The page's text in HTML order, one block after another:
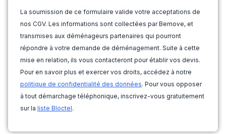
La soumission de ce formulaire valide votre acceptations de
nos CGV. Les informations sont collectées par Bemove, et
transmises aux déménageurs partenaires qui pourront
répondre à votre demande de déménagement. Suite à cette
mise en relation, ils vous contacteront pour établir vos devis.
Pour en savoir plus et exercer vos droits, accédez à notre
politique de confidentialité des données. Pour vous opposer
à tout démarchage téléphonique, inscrivez-vous gratuitement
sur la liste Bloctel.